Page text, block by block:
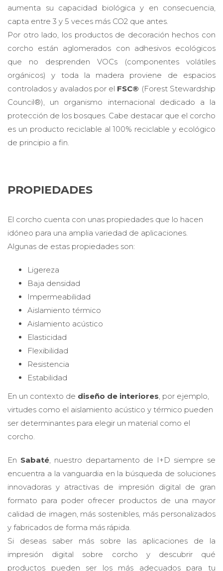
aumenta su capacidad biológica y en consecuencia,
capta entre 3 y 5 veces más CO2 que antes.
Por otro lado, los productos de decoración hechos con
corcho están aglomerados con adhesivos ecológicos
que no desprenden VOCs (componentes volátiles
orgánicos) y toda la madera proviene de espacios
controlados y avalados por el FSC® (Forest Stewardship
Council®), un organismo internacional dedicado a la
protección de los bosques. Cabe destacar que el corcho
es un producto reciclable al 100% reciclable y ecológico
de principio a fin.
PROPIEDADES
El corcho cuenta con unas propiedades que lo hacen
idóneo para una amplia variedad de aplicaciones.
Algunas de estas propiedades son:
Ligereza
Baja densidad
Impermeabilidad
Aislamiento térmico
Aislamiento acústico
Elasticidad
Flexibilidad
Resistencia
Estabilidad
En un contexto de diseño de interiores, por ejemplo,
virtudes como el aislamiento acústico y térmico pueden
ser determinantes para elegir un material como el
corcho.
En Sabaté, nuestro departamento de I+D siempre se
encuentra a la vanguardia en la búsqueda de soluciones
innovadoras y atractivas de impresión digital de gran
formato para poder ofrecer productos de una mayor
calidad de imagen, más sostenibles, más personalizados
y fabricados de forma más rápida.
Si deseas saber más sobre las aplicaciones de la
impresión digital sobre corcho y descubrir qué
productos pueden ser los más adecuados para tu